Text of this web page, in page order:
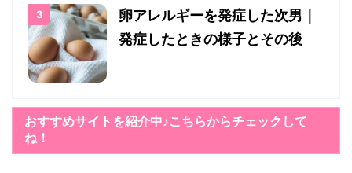
卵アレルギーを発症した次男｜
発症したときの様子とその後
おすすめサイトを紹介中♪こちらからチェックして
ね！